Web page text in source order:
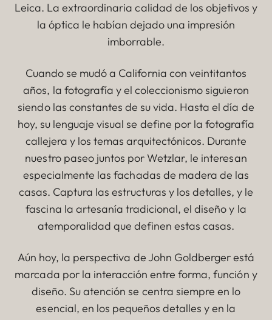
Leica. La extraordinaria calidad de los objetivos y
la óptica le habían dejado una impresión
imborrable.
Cuando se mudó a California con veintitantos
años, la fotografía y el coleccionismo siguieron
siendo las constantes de su vida. Hasta el día de
hoy, su lenguaje visual se define por la fotografía
callejera y los temas arquitectónicos. Durante
nuestro paseo juntos por Wetzlar, le interesan
especialmente las fachadas de madera de las
casas. Captura las estructuras y los detalles, y le
fascina la artesanía tradicional, el diseño y la
atemporalidad que definen estas casas.
Aún hoy, la perspectiva de John Goldberger está
marcada por la interacción entre forma, función y
diseño. Su atención se centra siempre en lo
esencial, en los pequeños detalles y en la